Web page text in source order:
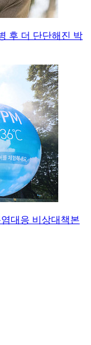
후 더 단단해진 박
대응 비상대책본